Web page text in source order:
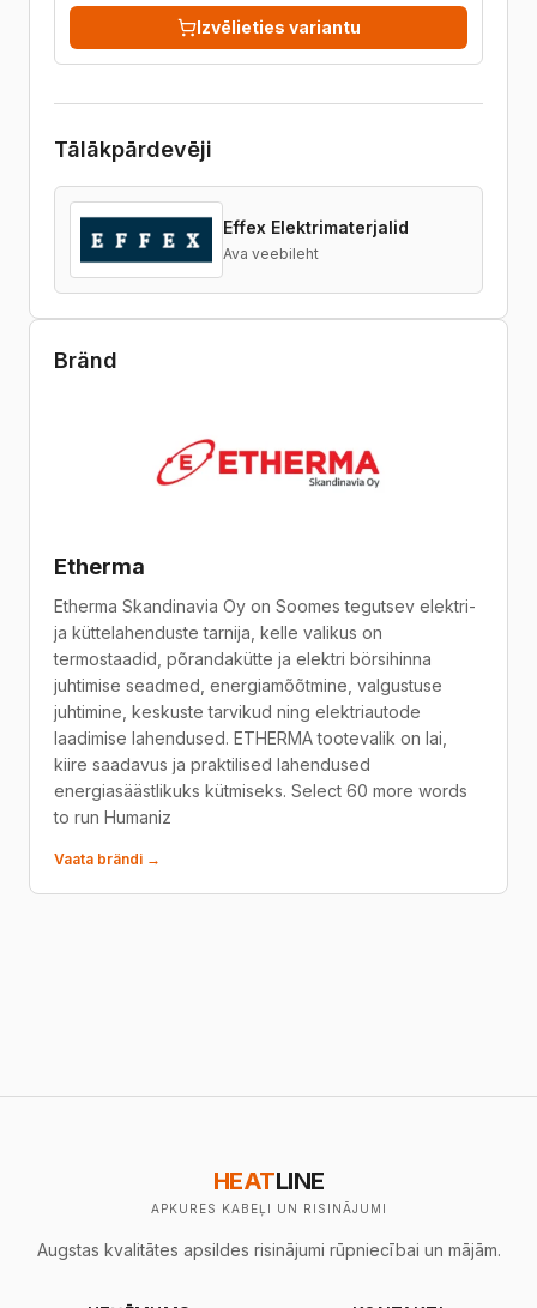
Izvēlieties variantu
Tālākpārdevēji
Effex Elektrimaterjalid
Ava veebileht
Bränd
Etherma
Etherma Skandinavia Oy on Soomes tegutsev elektri-
ja küttelahenduste tarnija, kelle valikus on
termostaadid, põrandakütte ja elektri börsihinna
juhtimise seadmed, energiamõõtmine, valgustuse
juhtimine, keskuste tarvikud ning elektriautode
laadimise lahendused. ETHERMA tootevalik on lai,
kiire saadavus ja praktilised lahendused
energiasäästlikuks kütmiseks. Select 60 more words
to run Humaniz
Vaata brändi →
HEATLINE
APKURES KABEĻI UN RISINĀJUMI
Augstas kvalitātes apsildes risinājumi rūpniecībai un mājām.